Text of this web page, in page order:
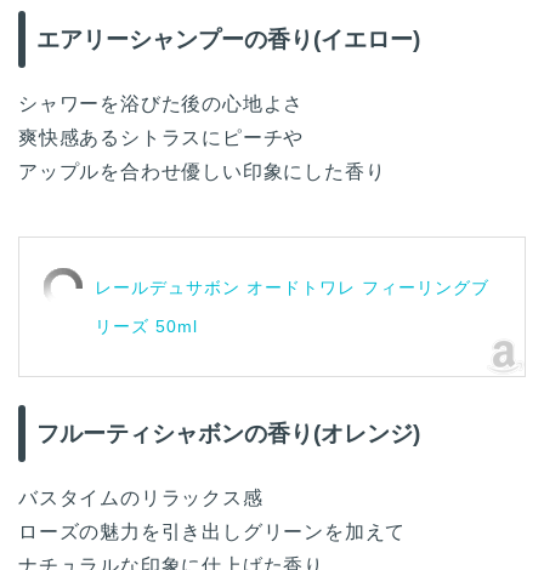
エアリーシャンプーの香り(イエロー)
シャワーを浴びた後の心地よさ
爽快感あるシトラスにピーチや
アップルを合わせ優しい印象にした香り
レールデュサボン オードトワレ フィーリングブ
リーズ 50ml
フルーティシャボンの香り(オレンジ)
バスタイムのリラックス感
ローズの魅力を引き出しグリーンを加えて
ナチュラルな印象に仕上げた香り